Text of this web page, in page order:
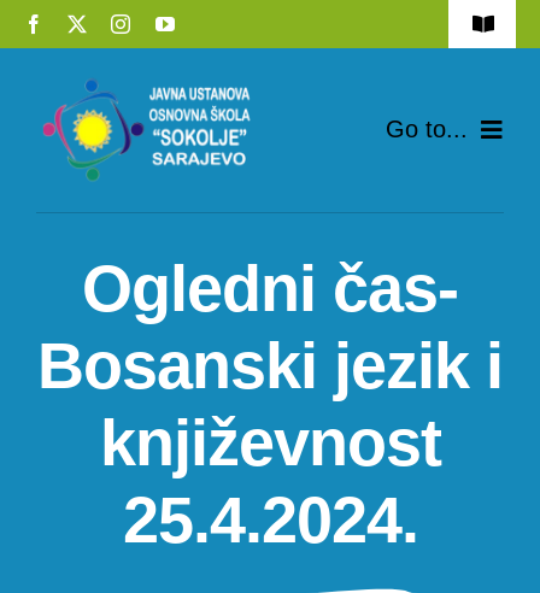
Skip
to
Toggle
Biblioteka
Eksterna matura
Javne nabavke
Zakoni i propisi
Kontakt
Go to...
Početna
O školi
Nastava
Oglasna ploča
Ogledni čas-
Bosanski jezik i
književnost
25.4.2024.